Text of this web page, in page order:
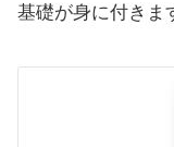
基礎が身に付きま